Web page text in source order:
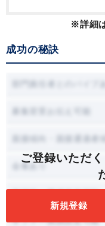
※詳細
成功の秘訣
ご登録いただ
新規登録
会食あり
オファー面談設定可能